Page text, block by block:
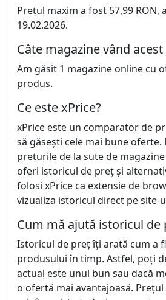
Prețul maxim a fost 57,99 RON,
19.02.2026.
Câte magazine vând
Am găsit 1 magazine online cu
produs.
Ce este xPrice?
xPrice este un comparator de
să găsești cele mai bune
prețurile de la sute de
oferi istoricul de preț și
folosi xPrice ca extensie de
vizualiza istoricul direct pe site-
Cum mă ajută istoricul de
Istoricul de preț îți arată cum a
produsului în timp. Astfel, poți
actual este unul bun sau dacă
o ofertă mai avantajoasă.